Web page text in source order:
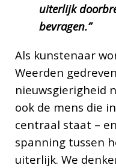
uiterlijk
bevragen.”
Als kunstenaar
Weerden
nieuwsgierigheid
ook de mens die
centraal staat –
spanning tussen
uiterlijk. We